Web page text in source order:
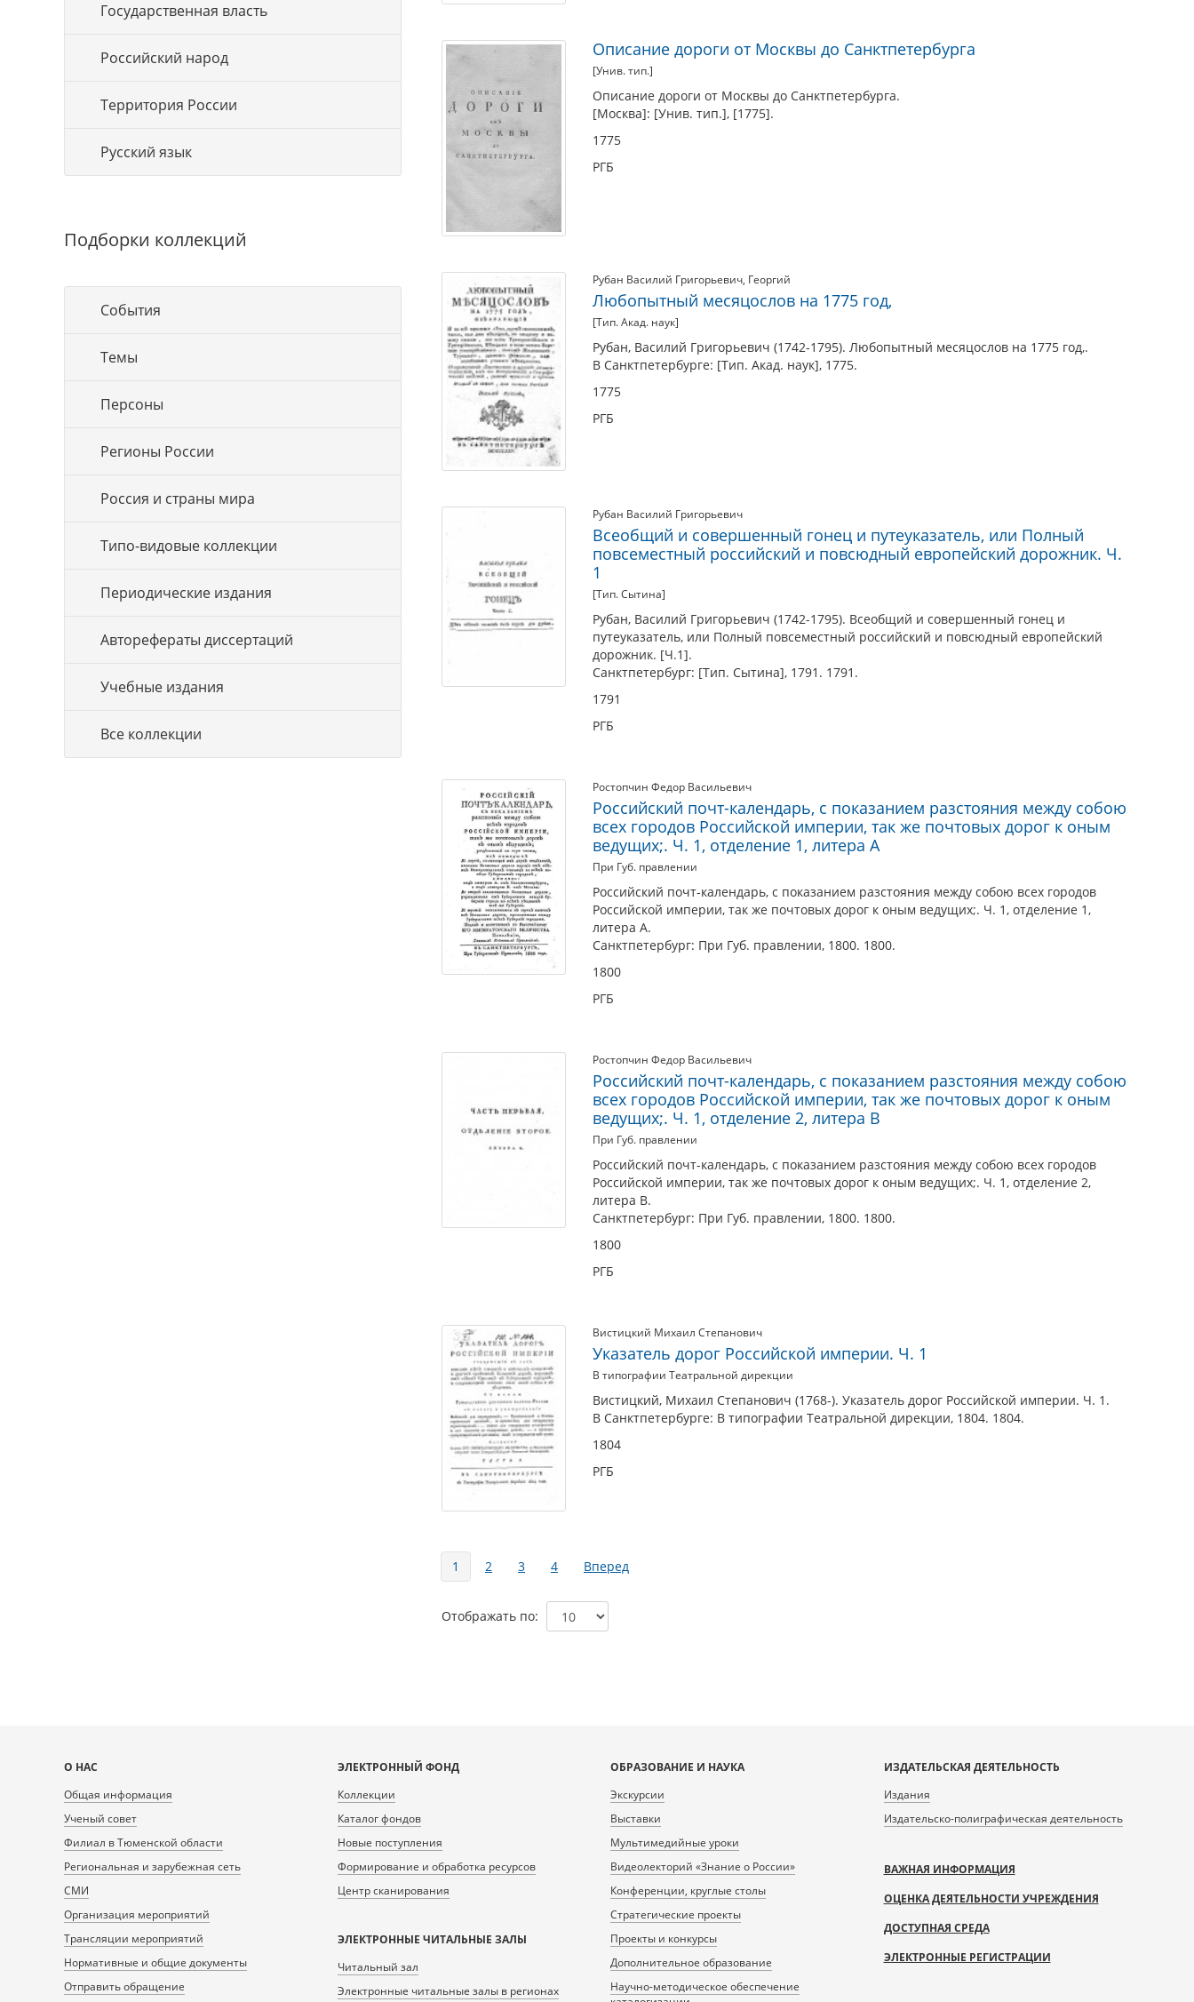
Государственная власть
Российский народ
Территория России
Русский язык
Подборки коллекций
События
Темы
Персоны
Регионы России
Россия и страны мира
Типо-видовые коллекции
Периодические издания
Авторефераты диссертаций
Учебные издания
Все коллекции
Описание дороги от Москвы до Санктпетербурга
[Унив. тип.]
Описание дороги от Москвы до Санктпетербурга.
[Москва]: [Унив. тип.], [1775].
1775
РГБ
Рубан Василий Григорьевич, Георгий
Любопытный месяцослов на 1775 год,
[Тип. Акад. наук]
Рубан, Василий Григорьевич (1742-1795). Любопытный месяцослов на 1775 год,.
В Санктпетербурге: [Тип. Акад. наук], 1775.
1775
РГБ
Рубан Василий Григорьевич
Всеобщий и совершенный гонец и путеуказатель, или Полный
повсеместный российский и повсюдный европейский дорожник. Ч.
1
[Тип. Сытина]
Рубан, Василий Григорьевич (1742-1795). Всеобщий и совершенный гонец и
путеуказатель, или Полный повсеместный российский и повсюдный европейский
дорожник. [Ч.1].
Санктпетербург: [Тип. Сытина], 1791. 1791.
1791
РГБ
Ростопчин Федор Васильевич
Российский почт-календарь, с показанием разстояния между собою
всех городов Российской империи, так же почтовых дорог к оным
ведущих;. Ч. 1, отделение 1, литера А
При Губ. правлении
Российский почт-календарь, с показанием разстояния между собою всех городов
Российской империи, так же почтовых дорог к оным ведущих;. Ч. 1, отделение 1,
литера А.
Санктпетербург: При Губ. правлении, 1800. 1800.
1800
РГБ
Ростопчин Федор Васильевич
Российский почт-календарь, с показанием разстояния между собою
всех городов Российской империи, так же почтовых дорог к оным
ведущих;. Ч. 1, отделение 2, литера В
При Губ. правлении
Российский почт-календарь, с показанием разстояния между собою всех городов
Российской империи, так же почтовых дорог к оным ведущих;. Ч. 1, отделение 2,
литера В.
Санктпетербург: При Губ. правлении, 1800. 1800.
1800
РГБ
Вистицкий Михаил Степанович
Указатель дорог Российской империи. Ч. 1
В типографии Театральной дирекции
Вистицкий, Михаил Степанович (1768-). Указатель дорог Российской империи. Ч. 1.
В Санктпетербурге: В типографии Театральной дирекции, 1804. 1804.
1804
РГБ
Страницы
1 2 3 4 Вперед
Отображать по
Карта
сайта
О НАС
Общая информация
Ученый совет
Филиал в Тюменской области
Региональная и зарубежная сеть
СМИ
Организация мероприятий
Трансляции мероприятий
Нормативные и общие документы
Отправить обращение
ЭЛЕКТРОННЫЙ ФОНД
Коллекции
Каталог фондов
Новые поступления
Формирование и обработка ресурсов
Центр сканирования
ЭЛЕКТРОННЫЕ ЧИТАЛЬНЫЕ ЗАЛЫ
Читальный зал
Электронные читальные залы в регионах
ОБРАЗОВАНИЕ И НАУКА
Экскурсии
Выставки
Мультимедийные уроки
Видеолекторий «Знание о России»
Конференции, круглые столы
Стратегические проекты
Проекты и конкурсы
Дополнительное образование
Научно-методическое обеспечение
ИЗДАТЕЛЬСКАЯ ДЕЯТЕЛЬНОСТЬ
Издания
Издательско-полиграфическая деятельность
ВАЖНАЯ ИНФОРМАЦИЯ
ОЦЕНКА ДЕЯТЕЛЬНОСТИ УЧРЕЖДЕНИЯ
ДОСТУПНАЯ СРЕДА
ЭЛЕКТРОННЫЕ РЕГИСТРАЦИИ